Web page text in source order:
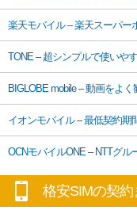
楽天モバイル – 楽天スーパー
TONE – 超シンプルで使いや
BIGLOBE mobile – 動画をよ
イオンモバイル – 最低契約期
OCNモバイルONE – NTTグル
格安SIMの契約